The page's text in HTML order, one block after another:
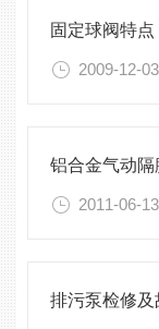
固定球阀特点
2009-12-03
铝合金气动
2011-06-13
排污泵检修及